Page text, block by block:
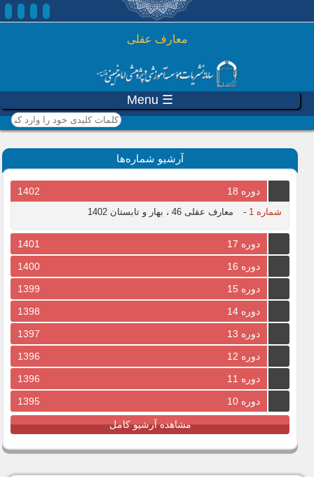
رفتن به محتوای اصلی
معارف عقلی
☰ Menu
کلمات کلیدی خود را وارد
کنید
آرشیو شماره‌ها
دوره 18 1402
شماره 1 - معارف عقلی 46 ، بهار و تابستان 1402
دوره 17
1401
دوره 16
1400
دوره 15
1399
دوره 14
1398
دوره 13
1397
دوره 12
1396
دوره 11
1396
دوره 10
1395
مشاهده آرشیو کامل